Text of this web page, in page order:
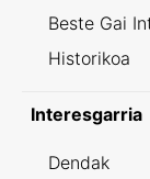
Beste Gai
Historikoa
Interesgarria
Dendak